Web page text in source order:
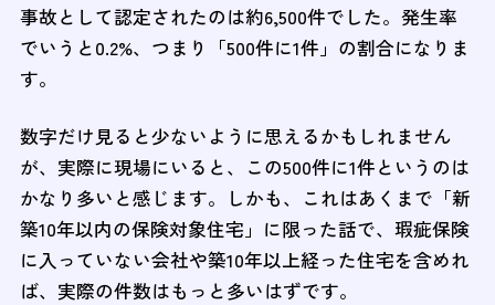
事故として認定されたのは約6,500件でした。発生率
でいうと0.2%、つまり「500件に1件」の割合になりま
す。
数字だけ見ると少ないように思えるかもしれません
が、実際に現場にいると、この500件に1件というのは
かなり多いと感じます。しかも、これはあくまで「新
築10年以内の保険対象住宅」に限った話で、瑕疵保険
に入っていない会社や築10年以上経った住宅を含めれ
ば、実際の件数はもっと多いはずです。